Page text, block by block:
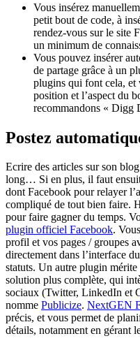
Vous insérez
petit bout de code, à
rendez-vous sur le site
un minimum de
Vous pouvez insérer
de partage grâce à un
plugins qui font cela, et
position et l’aspect du
recommandons « Digg
Postez
Ecrire des articles sur son
long… Si en plus, il faut
dont Facebook pour relayer
compliqué de tout bien faire.
pour faire gagner du temps.
plugin officiel Facebook.
profil et vos pages / groupes
directement dans l’interface
statuts. Un autre plugin
solution plus complète, qui
sociaux (Twitter, LinkedIn et
nomme Publicize. NextGEN
précis, et vous permet de
détails, notamment en gérant